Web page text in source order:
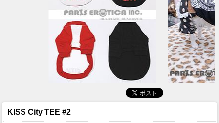
KISS City TEE #2